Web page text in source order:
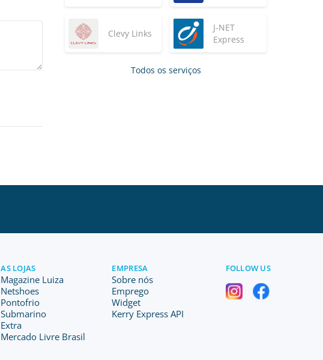
Clevy Links
J-NET
Express
Todos os serviços
AS LOJAS
Magazine Luiza
Netshoes
Pontofrio
Submarino
Extra
Mercado Livre Brasil
EMPRESA
Sobre nós
Emprego
Widget
Kerry Express API
FOLLOW US